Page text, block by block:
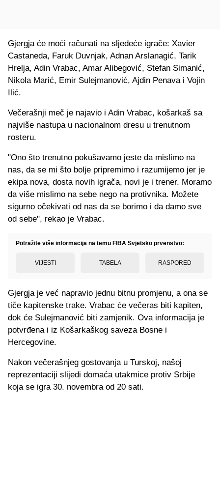
Gjergja će moći računati na sljedeće igrače: Xavier
Castaneda, Faruk Duvnjak, Adnan Arslanagić, Tarik
Hrelja, Adin Vrabac, Amar Alibegović, Stefan Simanić,
Nikola Marić, Emir Sulejmanović, Ajdin Penava i Vojin
Ilić.
Večerašnji meč je najavio i Adin Vrabac, košarkaš sa
najviše nastupa u nacionalnom dresu u trenutnom
rosteru.
"Ono što trenutno pokušavamo jeste da mislimo na
nas, da se mi što bolje pripremimo i razumijemo jer je
ekipa nova, dosta novih igrača, novi je i trener. Moramo
da više mislimo na sebe nego na protivnika. Možete
sigurno očekivati od nas da se borimo i da damo sve
od sebe", rekao je Vrabac.
Potražite više informacija na temu FIBA Svjetsko prvenstvo:
VIJESTI TABELA RASPORED
Gjergja je već napravio jednu bitnu promjenu, a ona se
tiče kapitenske trake. Vrabac će večeras biti kapiten,
dok će Sulejmanović biti zamjenik. Ova informacija je
potvrđena i iz Košarkaškog saveza Bosne i
Hercegovine.
Nakon večerašnjeg gostovanja u Turskoj, našoj
reprezentaciji slijedi domaća utakmice protiv Srbije
koja se igra 30. novembra od 20 sati.